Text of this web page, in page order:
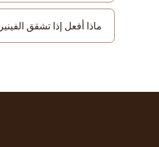
ماذا أفعل إذا تشقق